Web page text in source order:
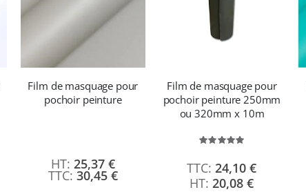
Film de masquage pour
pochoir peinture
30,45 €
25,37 €
Film de masquage pour
pochoir peinture 250mm
ou 320mm x 10m
Évaluation:
24,10 €
20,08 €
Encre pour transfert DTF - 2eme Génération - Blanc - 1L
Planche de Transfert DTF UV - Format A3 - 27 x 42 cm
7,92 €